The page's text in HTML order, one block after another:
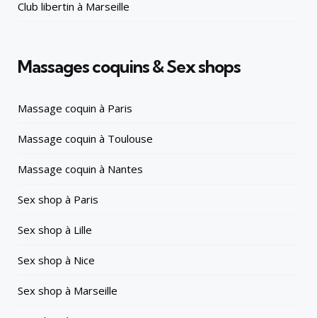
Club libertin à Marseille
Massages coquins & Sex shops
Massage coquin à Paris
Massage coquin à Toulouse
Massage coquin à Nantes
Sex shop à Paris
Sex shop à Lille
Sex shop à Nice
Sex shop à Marseille